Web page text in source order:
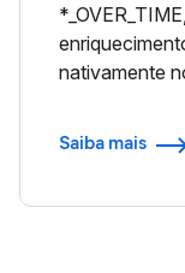
nativamente
Saiba mais